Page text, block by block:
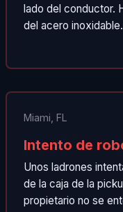
lado del conductor.
del acero inoxidable.
Miami, FL
Intento de
Unos ladrones
de la caja de la
propietario no se